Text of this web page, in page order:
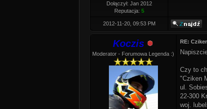
Dołączył: Jan 2012
Reputacja: 5
2012-11-20, 09:53 PM
Koczis
Moderator - Forumowa Legenda :)
RE:
Czy to
"Cziken
ul.
22-300
woj.